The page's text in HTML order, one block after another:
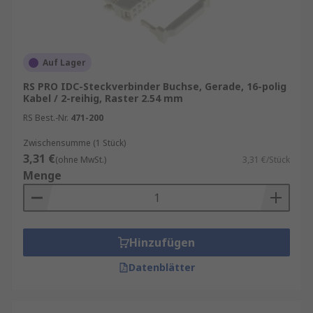
Anwendungsorte von IDC-Steckverbindern sind:
Computerlaufwerk
SSDs
Smartphones
Funktionsweise von IDC-Connector
IDC-Stecker verwenden
Kaltverschweißungstechnologie. Die Klemme des
IDC-Steckverbinders drückt nach unten und
schneidet durch die Kabelisolierung. Während
dieses Prozesses wird ein erheblicher Druck
Auf Lager
RS PRO IDC-Steckverbinder Buchse, Gerade, 16-polig
Kabel / 2-reihig, Raster 2.54 mm
RS Best.-Nr. 471-200
Zwischensumme (1 Stück)
3,31 €(ohne MwSt.) 3,31 €/Stück
Menge
Hinzufügen
Datenblätter